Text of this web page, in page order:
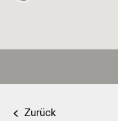
Zurück